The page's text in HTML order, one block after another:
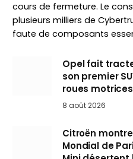
cours de fermeture. Le
plusieurs milliers de
faute de composants
Opel fait
son premier
roues motrices
8 août 2026
Citroën
Mondial de